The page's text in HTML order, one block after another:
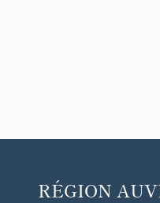
RÉGION